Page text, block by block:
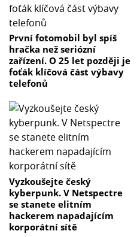
První fotomobil byl spíš
hračka než seriózní
zařízení. O 25 let později je
foťák klíčová část výbavy
telefonů
Vyzkoušejte český
kyberpunk. V Netspectre
se stanete elitním
hackerem napadajícím
korporátní sítě